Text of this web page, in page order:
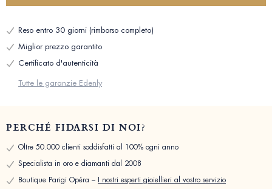
Reso entro 30 giorni (rimborso completo)
Miglior prezzo garantito
Certificato d'autenticità
Tutte le garanzie Edenly
PERCHÉ FIDARSI DI NOI?
Oltre 50.000 clienti soddisfatti al 100% ogni anno
Specialista in oro e diamanti dal 2008
Boutique Parigi Opéra – I nostri esperti gioiellieri al vostro servizio